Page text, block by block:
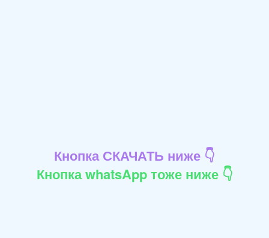
Кнопка СКАЧАТЬ ниже 👇
Кнопка whatsApp тоже ниже 👇